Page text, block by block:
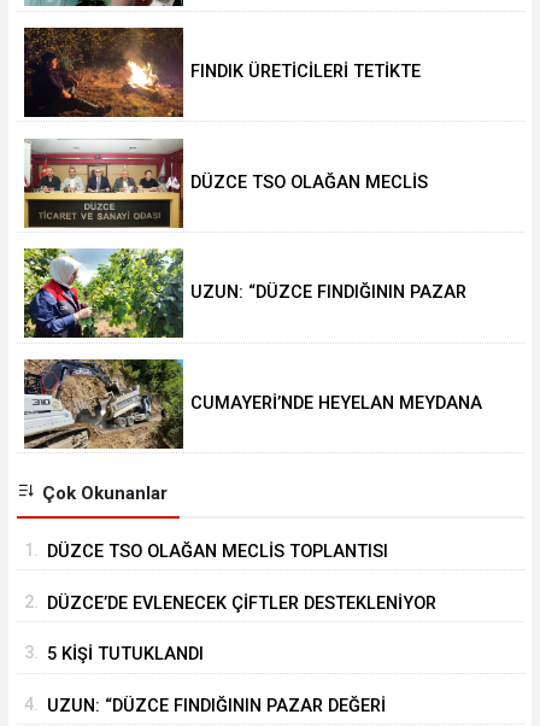
FINDIK ÜRETİCİLERİ TETİKTE
DÜZCE TSO OLAĞAN MECLİS
UZUN: “DÜZCE FINDIĞININ PAZAR
CUMAYERİ’NDE HEYELAN MEYDANA
Çok Okunanlar
1. DÜZCE TSO OLAĞAN MECLİS TOPLANTISI
2. DÜZCE’DE EVLENECEK ÇİFTLER DESTEKLENİYOR
3. 5 KİŞİ TUTUKLANDI
4. UZUN: “DÜZCE FINDIĞININ PAZAR DEĞERİ